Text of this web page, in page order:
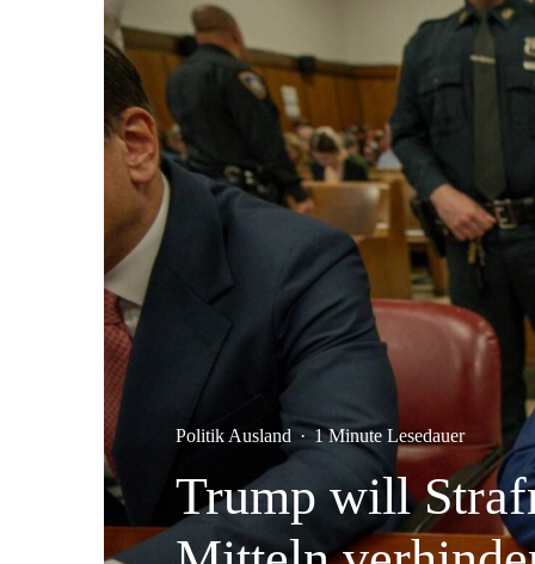
Politik Ausland · 1 Minute Lesedauer
Trump will